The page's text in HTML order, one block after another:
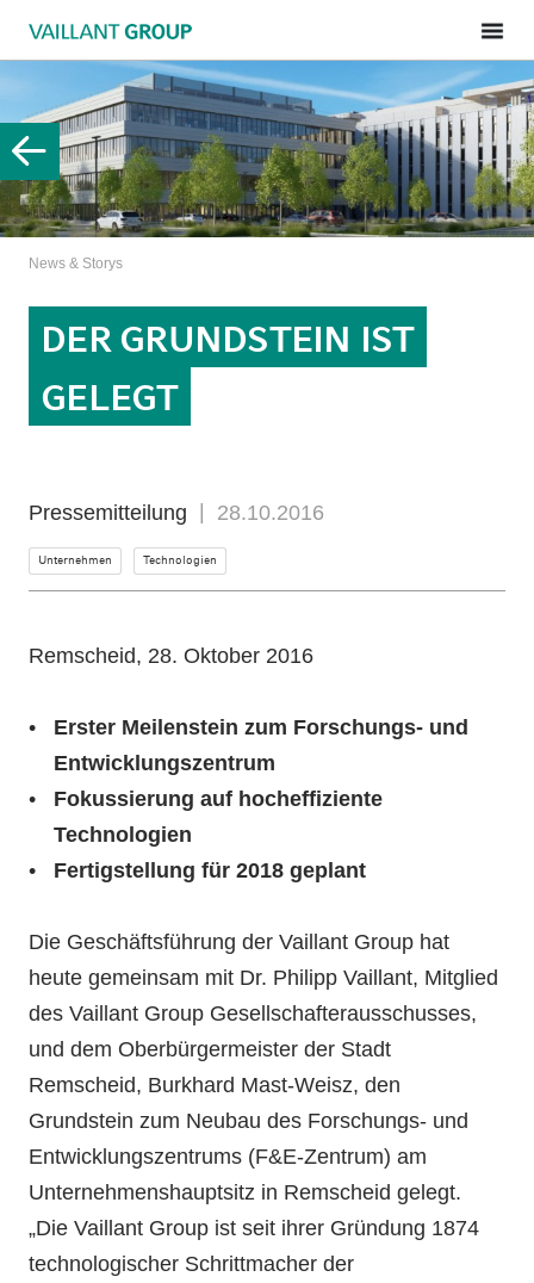
News & Storys
DER GRUNDSTEIN IST
GELEGT
Pressemitteilung 28.10.2016
Unternehmen Technologien
Remscheid, 28. Oktober 2016
Erster Meilenstein zum Forschungs- und
Entwicklungszentrum
Fokussierung auf hocheffiziente
Technologien
Fertigstellung für 2018 geplant
Die Geschäftsführung der Vaillant Group hat
heute gemeinsam mit Dr. Philipp Vaillant, Mitglied
des Vaillant Group Gesellschafterausschusses,
und dem Oberbürgermeister der Stadt
Remscheid, Burkhard Mast-Weisz, den
Grundstein zum Neubau des Forschungs- und
Entwicklungszentrums (F&E-Zentrum) am
Unternehmenshauptsitz in Remscheid gelegt.
„Die Vaillant Group ist seit ihrer Gründung 1874
technologischer Schrittmacher der